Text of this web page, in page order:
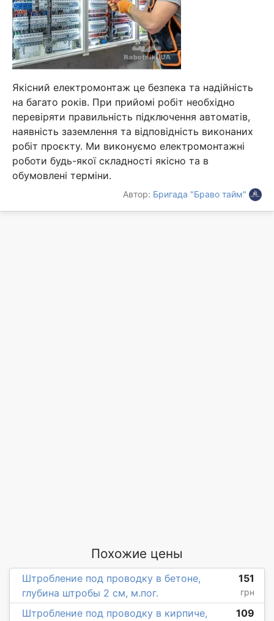
Якісний електромонтаж це безпека та надійність
на багато років. При прийомі робіт необхідно
перевіряти правильність підключення автоматів,
наявність заземлення та відповідність виконаних
робіт проєкту. Ми виконуємо електромонтажні
роботи будь-якої складності якісно та в
обумовлені терміни.
Автор: Бригада "Браво тайм"
Похожие цены
Штробление под проводку в бетоне,
глубина штробы 2 см, м.пог.
151
грн
Штробление под проводку в кирпиче,
109